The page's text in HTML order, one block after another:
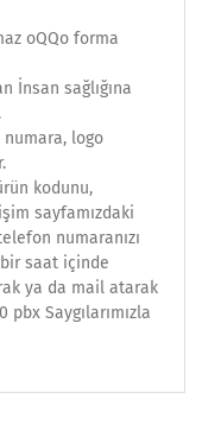
oQQo forma
İnsan sağlığına
numara, logo
kodunu,
sayfamızdaki
numaranızı
bir saat içinde
ya da mail atarak
Saygılarımızla